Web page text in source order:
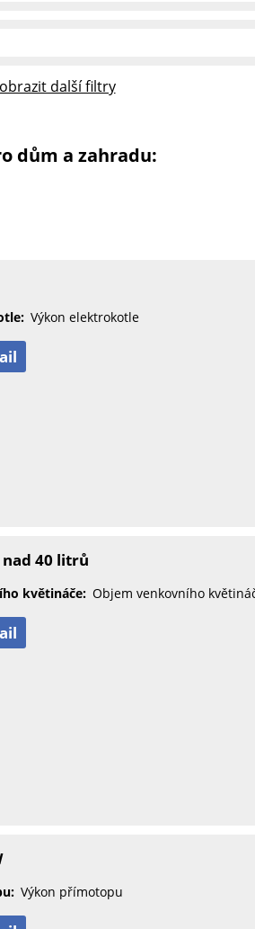
další filtry
dům a zahradu:
Výkon elektrokotle
40 litrů
květináče: Objem venkovního
Výkon přímotopu